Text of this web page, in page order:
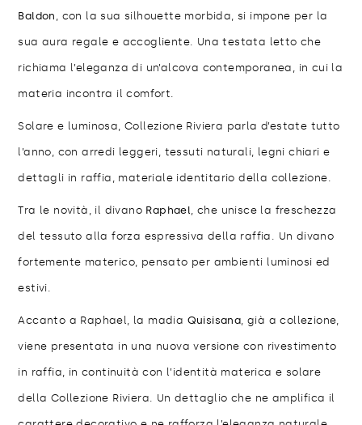
Baldon , con la sua silhouette morbida, si impone per la
sua aura regale e accogliente. Una testata letto che
richiama l’eleganza di un’alcova contemporanea, in cui la
materia incontra il comfort.
Solare e luminosa, Collezione Riviera parla d’estate tutto
l’anno, con arredi leggeri, tessuti naturali, legni chiari e
dettagli in raffia, materiale identitario della collezione.
Tra le novità, il divano Raphael, che unisce la freschezza
del tessuto alla forza espressiva della raffia. Un divano
fortemente materico, pensato per ambienti luminosi ed
estivi.
Accanto a Raphael, la madia Quisisana, già a collezione,
viene presentata in una nuova versione con rivestimento
in raffia, in continuità con l’identità materica e solare
della Collezione Riviera. Un dettaglio che ne amplifica il